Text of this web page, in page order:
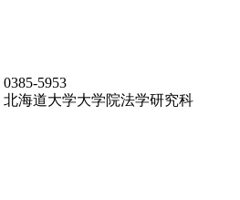
0385-5953
北海道大学大学院法学研究科